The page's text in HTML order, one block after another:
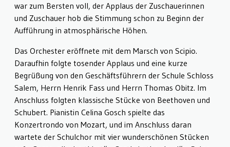
war zum Bersten voll, der Applaus der Zuschauerinnen
und Zuschauer hob die Stimmung schon zu Beginn der
Aufführung in atmosphärische Höhen.
Das Orchester eröffnete mit dem Marsch von Scipio.
Daraufhin folgte tosender Applaus und eine kurze
Begrüßung von den Geschäftsführern der Schule Schloss
Salem, Herrn Henrik Fass und Herrn Thomas Obitz. Im
Anschluss folgten klassische Stücke von Beethoven und
Schubert. Pianistin Celina Gosch spielte das
Konzertrondo von Mozart, und im Anschluss daran
wartete der Schulchor mit vier wunderschönen Stücken